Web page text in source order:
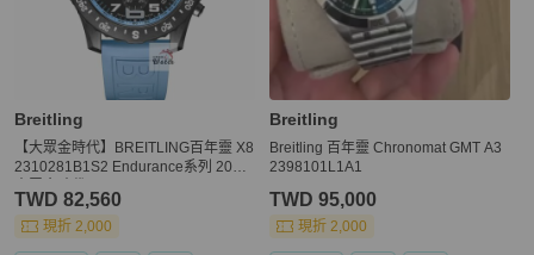
Breitling
【大眾金時代】BREITLING百年靈 X8
2310281B1S2 Endurance系列 2018
TWD 82,560
現折 2,000
Breitling
Breitling 百年靈 Chronomat GMT A3
2398101L1A1
TWD 95,000
現折 2,000